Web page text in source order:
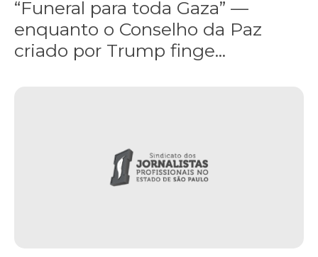
“Funeral para toda Gaza” —
enquanto o Conselho da Paz
criado por Trump finge...